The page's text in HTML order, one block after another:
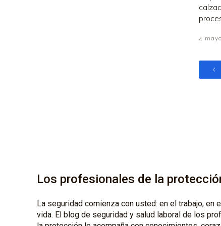
4
Los profesionales de la
La seguridad comienza con usted: en el trabajo, en
vida. El blog de seguridad y salud laboral de los